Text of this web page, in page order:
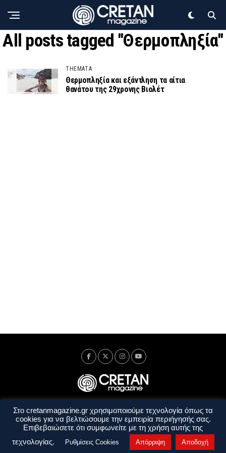
All posts tagged "Θερμοπληξία"
THEMATA
Θερμοπληξία και εξάντληση τα αίτια
θανάτου της 29χρονης Βιολέτ
Ταυτότητα Πολιτική Απορρήτου
Όροι Χρήσης
Όροι και Προϋποθέσεις
Στο cretanmagazine.gr χρησιμοποιούμε τεχνολογία όπως τα
cookies για να βελτιώσουμε την εμπειρία περιήγησής σας.
Επιβεβαιώσετε ότι συμφωνείτε με τη χρήση αυτής της
τεχνολογίας.
Ρυθμίσεις Cookies Απόρριψη Αποδοχή